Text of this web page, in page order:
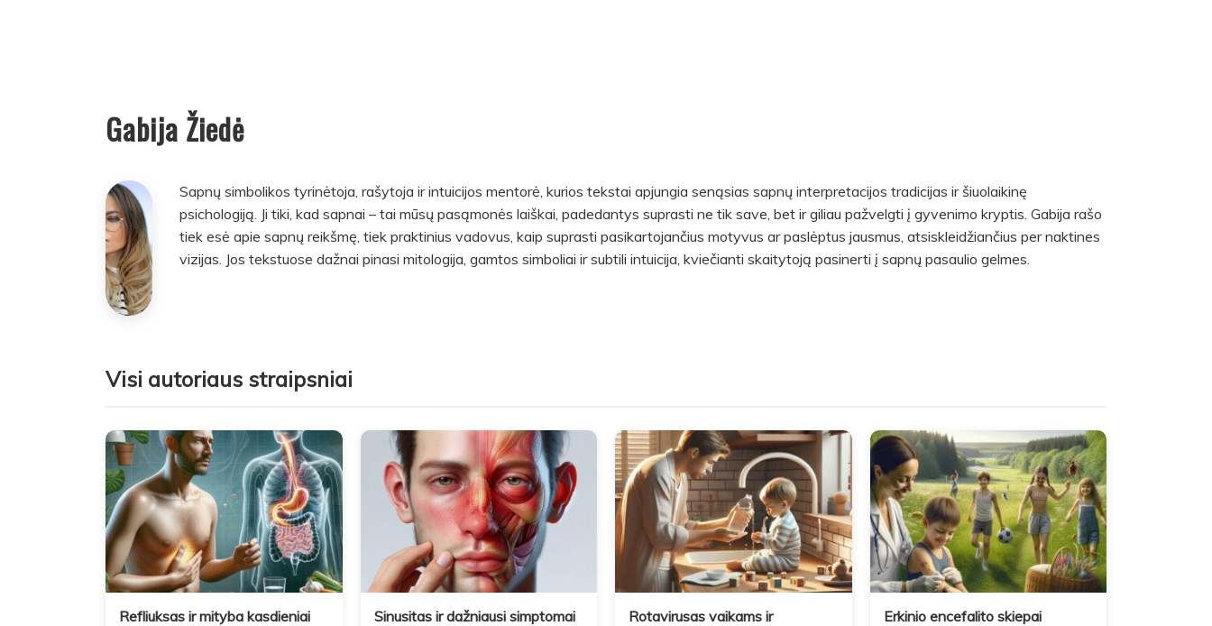
Gabija Žiedė
Sapnų simbolikos tyrinėtoja, rašytoja ir intuicijos mentorė, kurios tekstai apjungia senąsias sapnų interpretacijos tradicijas ir šiuolaikinę
psichologiją. Ji tiki, kad sapnai – tai mūsų pasąmonės laiškai, padedantys suprasti ne tik save, bet ir giliau pažvelgti į gyvenimo kryptis. Gabija rašo
tiek esė apie sapnų reikšmę, tiek praktinius vadovus, kaip suprasti pasikartojančius motyvus ar paslėptus jausmus, atsiskleidžiančius per naktines
vizijas. Jos tekstuose dažnai pinasi mitologija, gamtos simboliai ir subtili intuicija, kviečianti skaitytoją pasinerti į sapnų pasaulio gelmes.
Visi autoriaus straipsniai
Refliuksas ir mityba kasdieniai
Sinusitas ir dažniausi simptomai
Rotavirusas vaikams ir
Erkinio encefalito skiepai